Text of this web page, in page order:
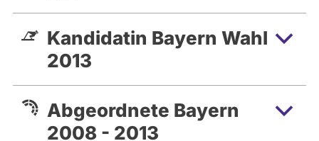
Kandidatin Bayern Wahl
2013
Abgeordnete Bayern
2008 - 2013